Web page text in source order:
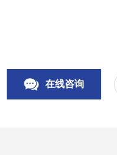
在线咨询